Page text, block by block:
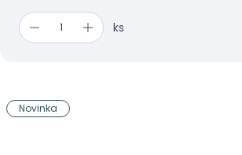
ks
Novinka